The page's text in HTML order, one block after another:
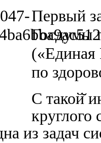
Первый
Госдумы
(«Единая
по
С такой̆
круглого
из задач